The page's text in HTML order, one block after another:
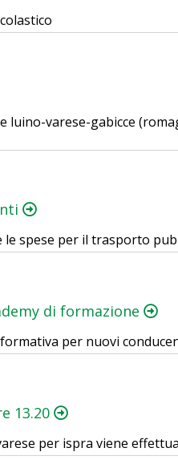
luino-varese-gabicce
spese per il trasporto
di formazione
per nuovi
13.20
per ispra viene